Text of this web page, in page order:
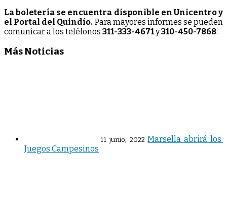
La boletería se encuentra disponible en Unicentro y
el Portal del Quindío. Para mayores informes se pueden
comunicar a los teléfonos 311-333-4671y310-450-7868.
Más Noticias
11 junio, 2022 Marsella abrirá los
Juegos Campesinos